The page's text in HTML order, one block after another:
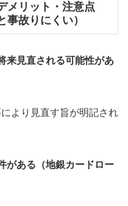
メリット・注意点
事故りにくい）
来見直される可能性があ
より見直す旨が明記され
がある（地銀カードロー